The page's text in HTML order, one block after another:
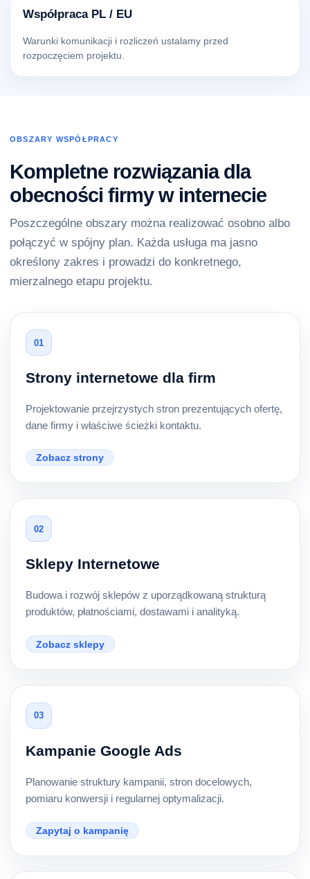
Współpraca PL / EU
Warunki komunikacji i rozliczeń ustalamy przed
rozpoczęciem projektu.
OBSZARY WSPÓŁPRACY
Kompletne rozwiązania dla
obecności firmy w internecie
Poszczególne obszary można realizować osobno albo
połączyć w spójny plan. Każda usługa ma jasno
określony zakres i prowadzi do konkretnego,
mierzalnego etapu projektu.
01
Strony internetowe dla firm
Projektowanie przejrzystych stron prezentujących ofertę,
dane firmy i właściwe ścieżki kontaktu.
Zobacz strony
02
Sklepy Internetowe
Budowa i rozwój sklepów z uporządkowaną strukturą
produktów, płatnościami, dostawami i analityką.
Zobacz sklepy
03
Kampanie Google Ads
Planowanie struktury kampanii, stron docelowych,
pomiaru konwersji i regularnej optymalizacji.
Zapytaj o kampanię